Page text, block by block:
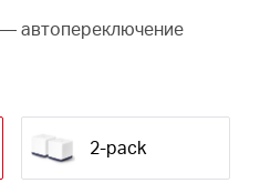
автопереключение
лучший сигнал и
— высокоскоростной
2-pack